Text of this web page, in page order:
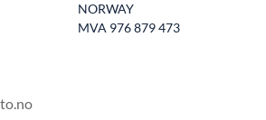
NORWAY
MVA 976 879 473